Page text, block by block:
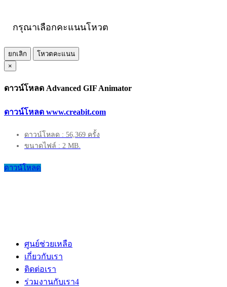
กรุณาเลือกคะแนนโหวต
ยกเลิก
โหวตคะแนน
×
ดาวน์โหลด Advanced GIF Animator
ดาวน์โหลด www.creabit.com
ดาวน์โหลด : 56,369 ครั้ง
ขนาดไฟล์ : 2 MB.
ดาวน์โหลด
ศูนย์ช่วยเหลือ
เกี่ยวกับเรา
ติดต่อเรา
ร่วมงานกับเรา4